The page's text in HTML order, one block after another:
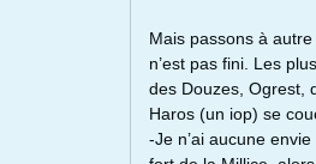
Mais passons à
n’est pas fini. Les
des Douzes, Ogrest,
Haros (un iop) se
-Je n’ai aucune